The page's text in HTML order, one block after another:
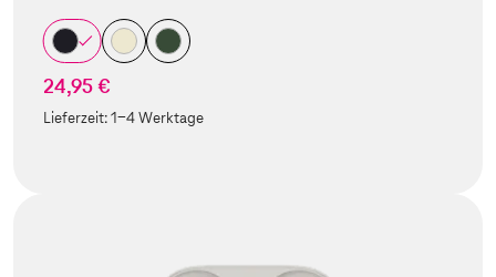
24,95 €
Lieferzeit:1-4 Werktage